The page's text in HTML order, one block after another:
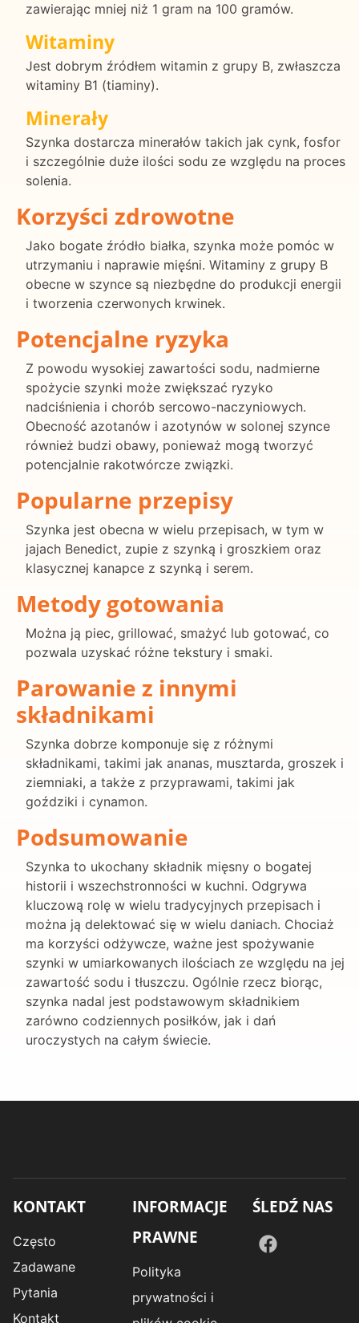
zawierając mniej niż 1 gram na 100 gramów.
Witaminy
Jest dobrym źródłem witamin z grupy B, zwłaszcza
witaminy B1 (tiaminy).
Minerały
Szynka dostarcza minerałów takich jak cynk, fosfor
i szczególnie duże ilości sodu ze względu na proces
solenia.
Korzyści zdrowotne
Jako bogate źródło białka, szynka może pomóc w
utrzymaniu i naprawie mięśni. Witaminy z grupy B
obecne w szynce są niezbędne do produkcji energii
i tworzenia czerwonych krwinek.
Potencjalne ryzyka
Z powodu wysokiej zawartości sodu, nadmierne
spożycie szynki może zwiększać ryzyko
nadciśnienia i chorób sercowo-naczyniowych.
Obecność azotanów i azotynów w solonej szynce
również budzi obawy, ponieważ mogą tworzyć
potencjalnie rakotwórcze związki.
Popularne przepisy
Szynka jest obecna w wielu przepisach, w tym w
jajach Benedict, zupie z szynką i groszkiem oraz
klasycznej kanapce z szynką i serem.
Metody gotowania
Można ją piec, grillować, smażyć lub gotować, co
pozwala uzyskać różne tekstury i smaki.
Parowanie z innymi
składnikami
Szynka dobrze komponuje się z różnymi
składnikami, takimi jak ananas, musztarda, groszek i
ziemniaki, a także z przyprawami, takimi jak
goździki i cynamon.
Podsumowanie
Szynka to ukochany składnik mięsny o bogatej
historii i wszechstronności w kuchni. Odgrywa
kluczową rolę w wielu tradycyjnych przepisach i
można ją delektować się w wielu daniach. Chociaż
ma korzyści odżywcze, ważne jest spożywanie
szynki w umiarkowanych ilościach ze względu na jej
zawartość sodu i tłuszczu. Ogólnie rzecz biorąc,
szynka nadal jest podstawowym składnikiem
zarówno codziennych posiłków, jak i dań
uroczystych na całym świecie.
KONTAKT
Często
Zadawane
Pytania
Kontakt
INFORMACJE
PRAWNE
Polityka
prywatności i
ŚLEDŹ NAS